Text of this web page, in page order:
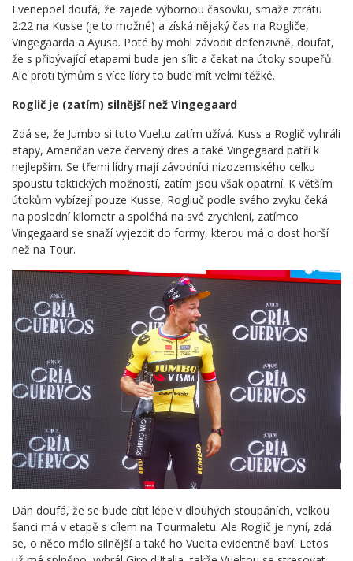
Evenepoel doufá, že zajede výbornou časovku, smaže ztrátu
2:22 na Kusse (je to možné) a získá nějaký čas na Rogliče,
Vingegaarda a Ayusa. Poté by mohl závodit defenzivně, doufat,
že s přibývající etapami bude jen sílit a čekat na útoky soupeřů.
Ale proti týmům s více lídry to bude mít velmi těžké.
Roglič je (zatím) silnější než Vingegaard
Zdá se, že Jumbo si tuto Vueltu zatím užívá. Kuss a Roglič vyhráli
etapy, Američan veze červený dres a také Vingegaard patří k
nejlepším. Se třemi lídry mají závodníci nizozemského celku
spoustu taktických možností, zatím jsou však opatrní. K větším
útokům vybízejí pouze Kusse, Rogliuč podle svého zvyku čeká
na poslední kilometr a spoléhá na své zrychlení, zatímco
Vingegaard se snaží vyjezdit do formy, kterou má o dost horší
než na Tour.
Dán doufá, že se bude cítit lépe v dlouhých stoupáních, velkou
šanci má v etapě s cílem na Tourmaletu. Ale Roglič je nyní, zdá
se, o něco málo silnější a také ho Vuelta evidentně baví. Letos